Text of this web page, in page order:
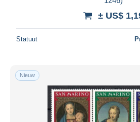
± US$
Statuut
Nieuw